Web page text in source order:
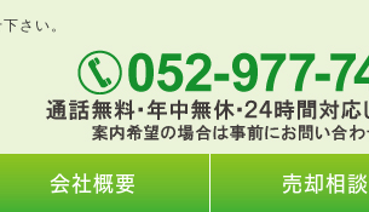
さい。
会社概要 売却相談